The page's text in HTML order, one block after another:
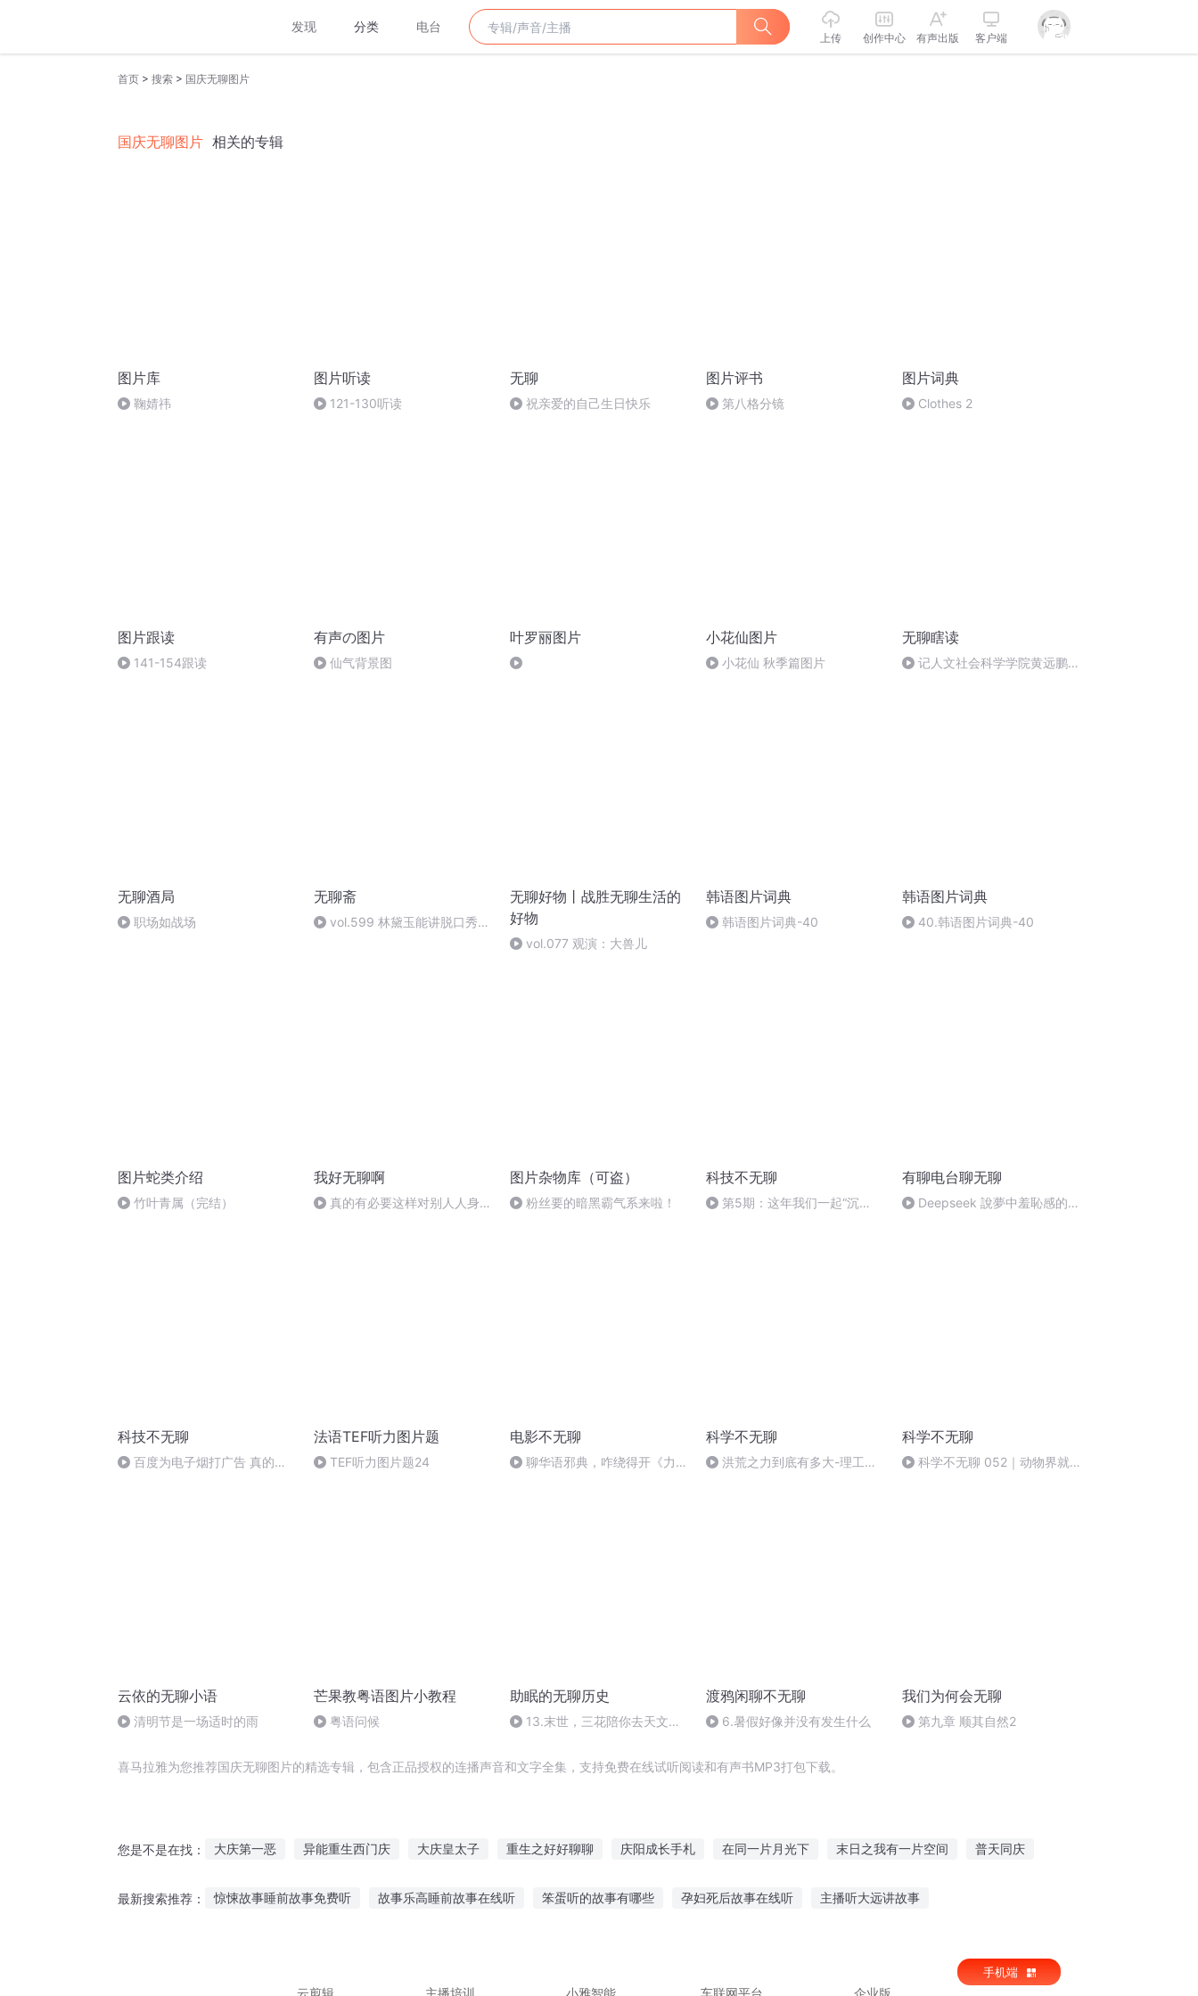
发现 分类 电台
上传 创作中心 有声出版 客户端
首页 > 搜索 > 国庆无聊图片
国庆无聊图片 相关的专辑
图片库
鞠婧祎
图片听读
121-130听读
无聊
祝亲爱的自己生日快乐
图片评书
第八格分镜
图片词典
Clothes 2
图片跟读
141-154跟读
有声の图片
仙气背景图
叶罗丽图片 小花仙图片
小花仙 秋季篇图片
无聊瞎读
记人文社会科学学院黄远鹏老
无聊酒局
职场如战场
无聊斋
vol.599 林黛玉能讲脱口秀、
无聊好物丨战胜无聊生活的
好物
vol.077 观演：大兽儿
韩语图片词典
韩语图片词典-40
韩语图片词典
40.韩语图片词典-40
图片蛇类介绍
竹叶青属（完结）
我好无聊啊
真的有必要这样对别人人身攻
图片杂物库（可盗）
粉丝要的暗黑霸气系来啦！
科技不无聊
第5期：这年我们一起“沉
有聊电台聊无聊
Deepseek 說夢中羞恥感的真
科技不无聊
百度为电子烟打广告 真的好
法语TEF听力图片题
TEF听力图片题24
电影不无聊
聊华语邪典，咋绕得开《力
科学不无聊
洪荒之力到底有多大-理工男
科学不无聊
科学不无聊 052｜动物界就
云依的无聊小语
清明节是一场适时的雨
芒果教粤语图片小教程
粤语问候
助眠的无聊历史
13.末世，三花陪你去天文台
渡鸦闲聊不无聊
6.暑假好像并没有发生什么
我们为何会无聊
第九章 顺其自然2
喜马拉雅为您推荐国庆无聊图片的精选专辑，包含正品授权的连播声音和文字全集，支持免费在线试听阅读和有声书MP3打包下载。
您是不是在找： 大庆第一恶 异能重生西门庆 大庆皇太子 重生之好好聊聊 庆阳成长手札 在同一片月光下 末日之我有一片空间 普天同庆
最新搜索推荐： 惊悚故事睡前故事免费听 故事乐高睡前故事在线听 笨蛋听的故事有哪些 孕妇死后故事在线听 主播听大远讲故事
云剪辑
主播培训 小雅智能 车联网平台 企业版
手机端